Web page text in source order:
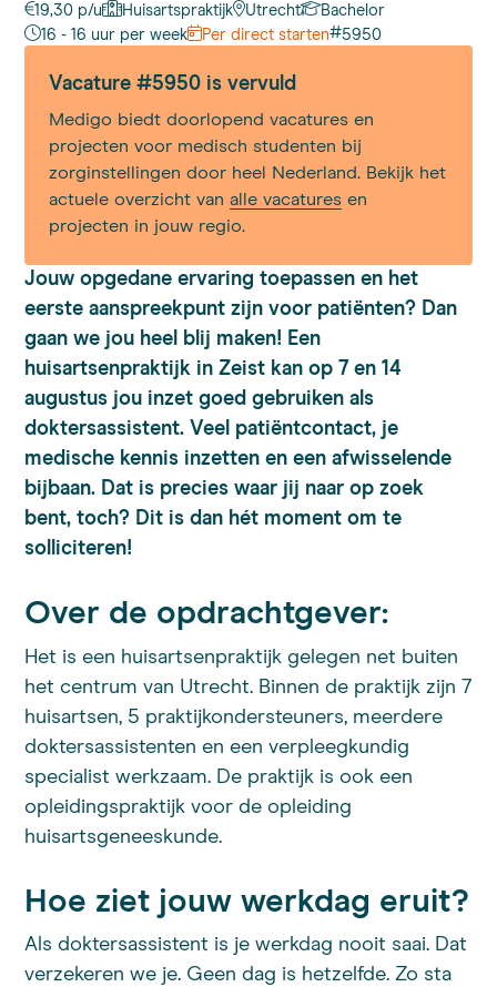
19,30 p/u Huisartspraktijk Utrecht
Bachelor
16 - 16 uur per week
Per direct starten#5950
Vacature #5950 is vervuld
Medigo biedt doorlopend vacatures en
projecten voor medisch studenten bij
zorginstellingen door heel Nederland. Bekijk het
actuele overzicht vanalle vacatures en
projecten in jouw regio.
Jouw opgedane ervaring toepassen en het
eerste aanspreekpunt zijn voor patiënten? Dan
gaan we jou heel blij maken! Een
huisartsenpraktijk in Zeist kan op 7 en 14
augustus jou inzet goed gebruiken als
doktersassistent. Veel patiëntcontact, je
medische kennis inzetten en een afwisselende
bijbaan. Dat is precies waar jij naar op zoek
bent, toch? Dit is dan hét moment om te
solliciteren!
Over de opdrachtgever:
Het is een huisartsenpraktijk gelegen net buiten
het centrum van Utrecht. Binnen de praktijk zijn 7
huisartsen, 5 praktijkondersteuners, meerdere
doktersassistenten en een verpleegkundig
specialist werkzaam. De praktijk is ook een
opleidingspraktijk voor de opleiding
huisartsgeneeskunde.
Hoe ziet jouw werkdag eruit?
Als doktersassistent is je werkdag nooit saai. Dat
verzekeren we je. Geen dag is hetzelfde. Zo sta